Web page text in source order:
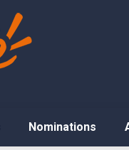
Nominations